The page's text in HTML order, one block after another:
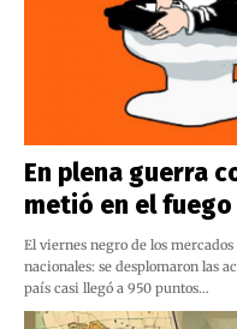
En plena guerra
metió en el
El viernes negro de los
nacionales: se desplomaron las
país casi llegó a 950 puntos…